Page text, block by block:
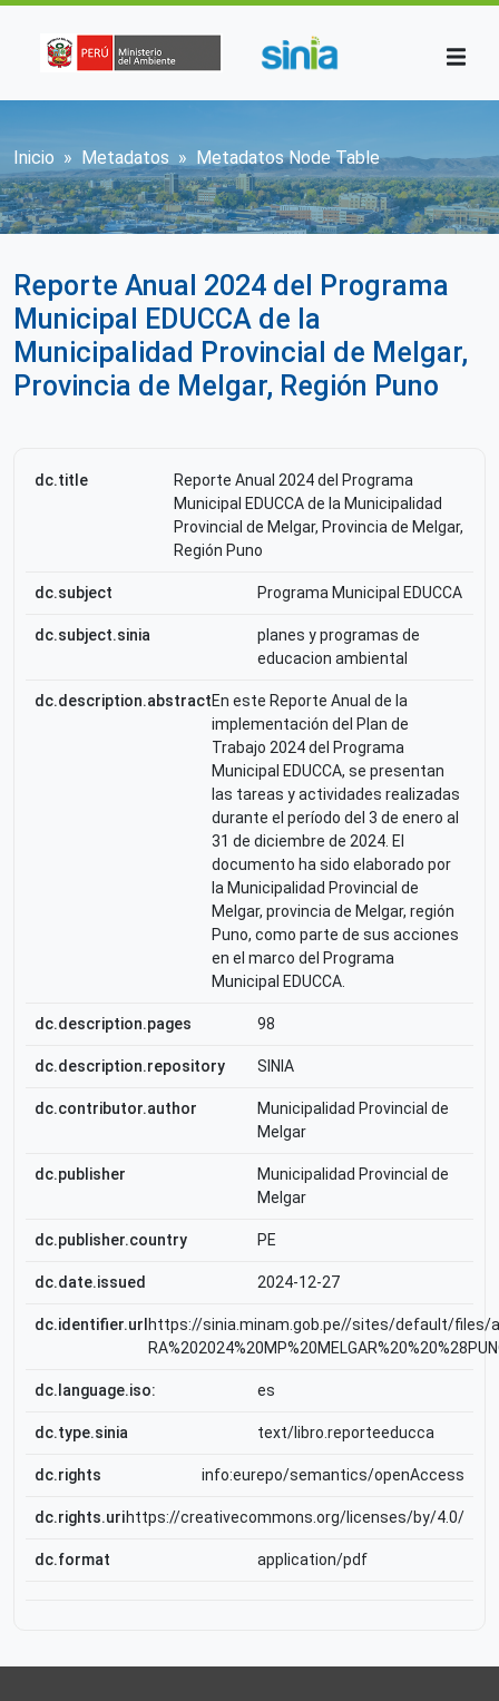
Sobrescribir enlaces de ayuda a la
Inicio Metadatos Metadatos Node Table
Reporte Anual 2024 del Programa
Municipal EDUCCA de la
Municipalidad Provincial de Melgar,
Provincia de Melgar, Región Puno
dc.title
Reporte Anual 2024 del Programa
Municipal EDUCCA de la Municipalidad
Provincial de Melgar, Provincia de Melgar,
Región Puno
dc.subject Programa Municipal EDUCCA
dc.subject.sinia
planes y programas de
educacion ambiental
dc.description.abstractEn este Reporte Anual de la
implementación del Plan de
Trabajo 2024 del Programa
Municipal EDUCCA, se presentan
las tareas y actividades realizadas
durante el período del 3 de enero al
31 de diciembre de 2024. El
documento ha sido elaborado por
la Municipalidad Provincial de
Melgar, provincia de Melgar, región
Puno, como parte de sus acciones
en el marco del Programa
Municipal EDUCCA.
dc.description.pages 98
dc.description.repository SINIA
dc.contributor.author
Municipalidad Provincial de
Melgar
dc.publisher
Municipalidad Provincial de
Melgar
dc.publisher.country PE
dc.date.issued 2024-12-27
dc.identifier.url https://sinia.minam.gob.pe//sites/default/files/
dc.language.iso: es
dc.type.sinia text/libro.reporteeducca
dc.rights info:eurepo/semantics/openAccess
dc.rights.urihttps://creativecommons.org/licenses/by/4.0/
dc.format application/pdf